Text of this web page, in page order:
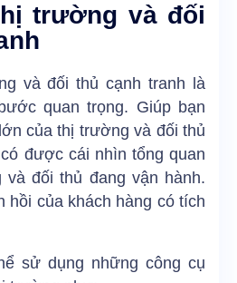
trường và đối
và đối thủ cạnh tranh là
quan trọng. Giúp bạn
của thị trường và đối thủ
được cái nhìn tổng quan
đối thủ đang vận hành.
hồi của khách hàng có tích
sử dụng những công cụ